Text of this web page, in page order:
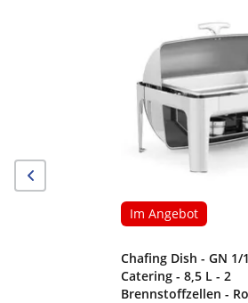
Im Angebot
Chafing Dish - GN 1/
Catering - 8,5 L - 2
Brennstoffzellen -